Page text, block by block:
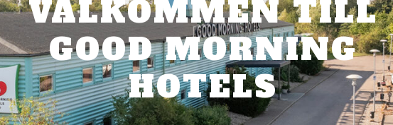
VÄLKOMMEN TILL
GOOD MORNING
HOTELS